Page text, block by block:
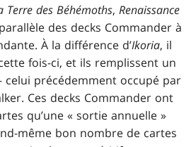
Terre des Béhémoths,Renaissance
des decks Commander à
À la différence d’Ikoria, il
fois-ci, et ils remplissent un
celui précédemment occupé par
Ces decks Commander ont
qu’une « sortie annuelle »
même bon nombre de cartes